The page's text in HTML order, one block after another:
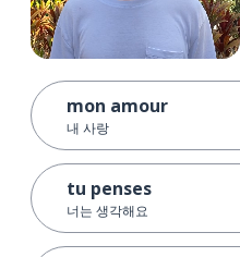
mon amour
내 사랑
tu penses
너는 생각해요